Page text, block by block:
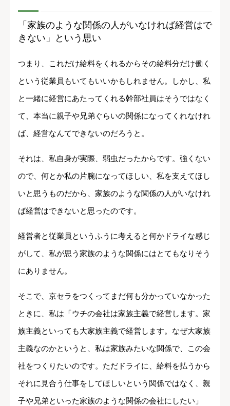
「家族のような関係の人がいなければ経営はで
きない」という思い
つまり、これだけ給料をくれるからその給料分だけ働く
という従業員もいてもいいかもしれません。しかし、私
と一緒に経営にあたってくれる幹部社員はそうではなく
て、本当に親子や兄弟ぐらいの関係になってくれなけれ
ば、経営なんてできないのだろうと。
それは、私自身が実際、弱虫だったからです。強くない
ので、何とか私の片腕になってほしい、私を支えてほし
いと思うものだから、家族のような関係の人がいなけれ
ば経営はできないと思ったのです。
経営者と従業員というふうに考えると何かドライな感じ
がして、私が思う家族のような関係にはとてもなりそう
にありません。
そこで、京セラをつくってまだ何も分かっていなかった
ときに、私は「ウチの会社は家族主義で経営します。家
族主義といっても大家族主義で経営します。なぜ大家族
主義なのかというと、私は家族みたいな関係で、この会
社をつくりたいのです。ただドライに、給料を払うから
それに見合う仕事をしてほしいという関係ではなく、親
子や兄弟といった家族のような関係の会社にしたい」